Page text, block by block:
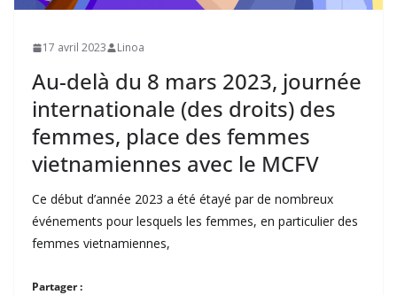
17 avril 2023 Linoa
Au-delà du 8 mars 2023, journée
internationale (des droits) des
femmes, place des femmes
vietnamiennes avec le MCFV
Ce début d’année 2023 a été étayé par de nombreux
événements pour lesquels les femmes, en particulier des
femmes vietnamiennes,
Partager :